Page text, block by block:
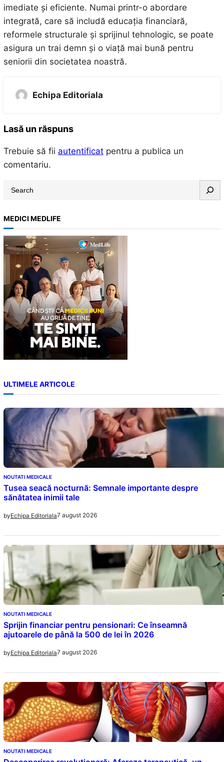
imediate și eficiente. Numai printr-o abordare
integrată, care să includă educația financiară,
reformele structurale și sprijinul tehnologic, se poate
asigura un trai demn și o viață mai bună pentru
seniorii din societatea noastră.
Echipa Editoriala
Lasă un răspuns
Trebuie să fii autentificatpentru a publica un
comentariu.
a
r
c
h
MEDICI MEDLIFE
ULTIMELE ARTICOLE
NOUTATI MEDICALE
Tusea seacă nocturnă: Semnale importante despre
sănătatea inimii tale
byEchipa Editoriala7 august 2026
NOUTATI MEDICALE
Sprijin financiar pentru pensionari: Ce înseamnă
ajutoarele de până la 500 de lei în 2026
byEchipa Editoriala7 august 2026
NOUTATI MEDICALE